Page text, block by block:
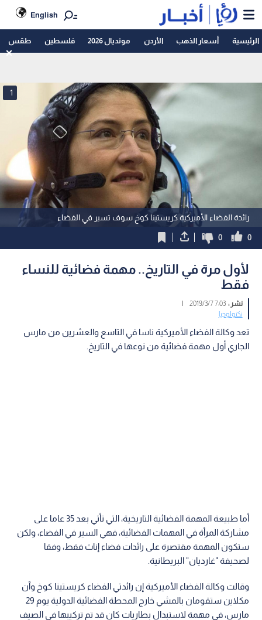
English
الرئيسية أسعار الذهب الأردن مونديال 2026 فلسطين طقس
رائدة الفضاء الأميركية كريستينا كوخ سوف تسير في الفضاء
1
0
0
لأول مرة في التاريخ.. مهمة فضائية للنساء
فقط
نشر :7:03 2019/3/7
|
تكنولوجيا
تعد وكالة الفضاء الأميركية ناسا في التاسع والعشرين من مارس
الجاري أول مهمة فضائية من نوعها في التاريخ.
أما طبيعة المهمة الفضائية التاريخية، التي تأتي بعد 35 عاما على
مشاركة المرأة في المهمات الفضائية، فهي السير في الفضاء، ولكن
ستكون المهمة مقتصرة على رائدات فضاء إناث فقط، وفقا
لصحيفة "غارديان" البريطانية.
وقالت وكالة الفضاء الأميركية إن رائدتي الفضاء كريستينا كوخ وآن
مكلاين ستقومان بالمشي خارج المحطة الفضائية الدولية يوم 29
مارس، في مهمة لاستبدال بطاريات كان قد تم تركيبها في الصيف